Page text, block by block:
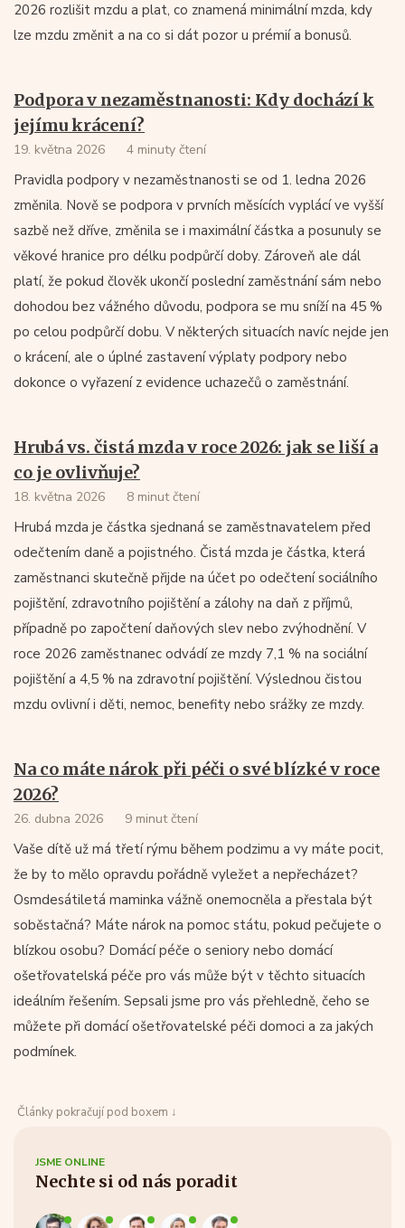
2026 rozlišit mzdu a plat, co znamená minimální mzda, kdy
lze mzdu změnit a na co si dát pozor u prémií a bonusů.
Podpora v nezaměstnanosti: Kdy dochází k
jejímu krácení?
19. května 2026 4 minuty čtení
Pravidla podpory v nezaměstnanosti se od 1. ledna 2026
změnila. Nově se podpora v prvních měsících vyplácí ve vyšší
sazbě než dříve, změnila se i maximální částka a posunuly se
věkové hranice pro délku podpůrčí doby. Zároveň ale dál
platí, že pokud člověk ukončí poslední zaměstnání sám nebo
dohodou bez vážného důvodu, podpora se mu sníží na 45 %
po celou podpůrčí dobu. V některých situacích navíc nejde jen
o krácení, ale o úplné zastavení výplaty podpory nebo
dokonce o vyřazení z evidence uchazečů o zaměstnání.
Hrubá vs. čistá mzda v roce 2026: jak se liší a
co je ovlivňuje?
18. května 2026 8 minut čtení
Hrubá mzda je částka sjednaná se zaměstnavatelem před
odečtením daně a pojistného. Čistá mzda je částka, která
zaměstnanci skutečně přijde na účet po odečtení sociálního
pojištění, zdravotního pojištění a zálohy na daň z příjmů,
případně po započtení daňových slev nebo zvýhodnění. V
roce 2026 zaměstnanec odvádí ze mzdy 7,1 % na sociální
pojištění a 4,5 % na zdravotní pojištění. Výslednou čistou
mzdu ovlivní i děti, nemoc, benefity nebo srážky ze mzdy.
Na co máte nárok při péči o své blízké v roce
2026?
26. dubna 2026 9 minut čtení
Vaše dítě už má třetí rýmu během podzimu a vy máte pocit,
že by to mělo opravdu pořádně vyležet a nepřecházet?
Osmdesátiletá maminka vážně onemocněla a přestala být
soběstačná? Máte nárok na pomoc státu, pokud pečujete o
blízkou osobu? Domácí péče o seniory nebo domácí
ošetřovatelská péče pro vás může být v těchto situacích
ideálním řešením. Sepsali jsme pro vás přehledně, čeho se
můžete při domácí ošetřovatelské péči domoci a za jakých
podmínek.
Články pokračují pod boxem ↓
JSME ONLINE
Nechte si od nás poradit